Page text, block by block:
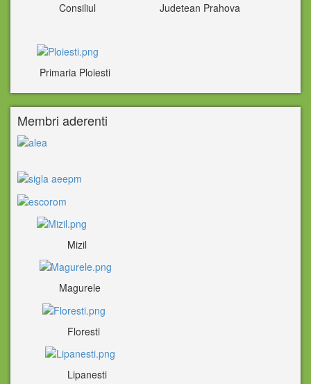
Consiliul Judetean Prahova
Primaria Ploiesti
Membri aderenti
Mizil
Magurele
Floresti
Lipanesti